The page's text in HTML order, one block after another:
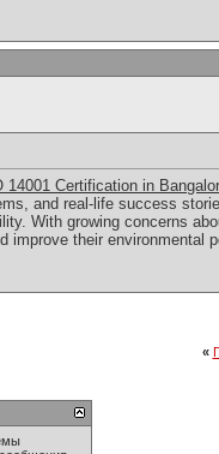
14001 Certification in
and real-life success
With growing concerns
improve their environmental
«